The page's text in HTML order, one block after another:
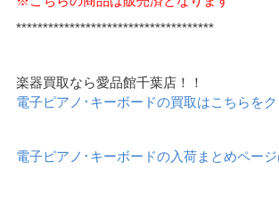
*************************************
楽器買取なら愛品館千葉店！！
電子ピアノ･キーボードの買取はこちらをク
電子ピアノ･キーボードの入荷まとめページ